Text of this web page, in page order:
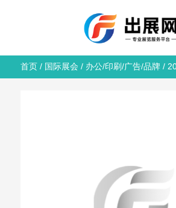
首页/ 国际展会 / 办公/印刷/广告/品牌/